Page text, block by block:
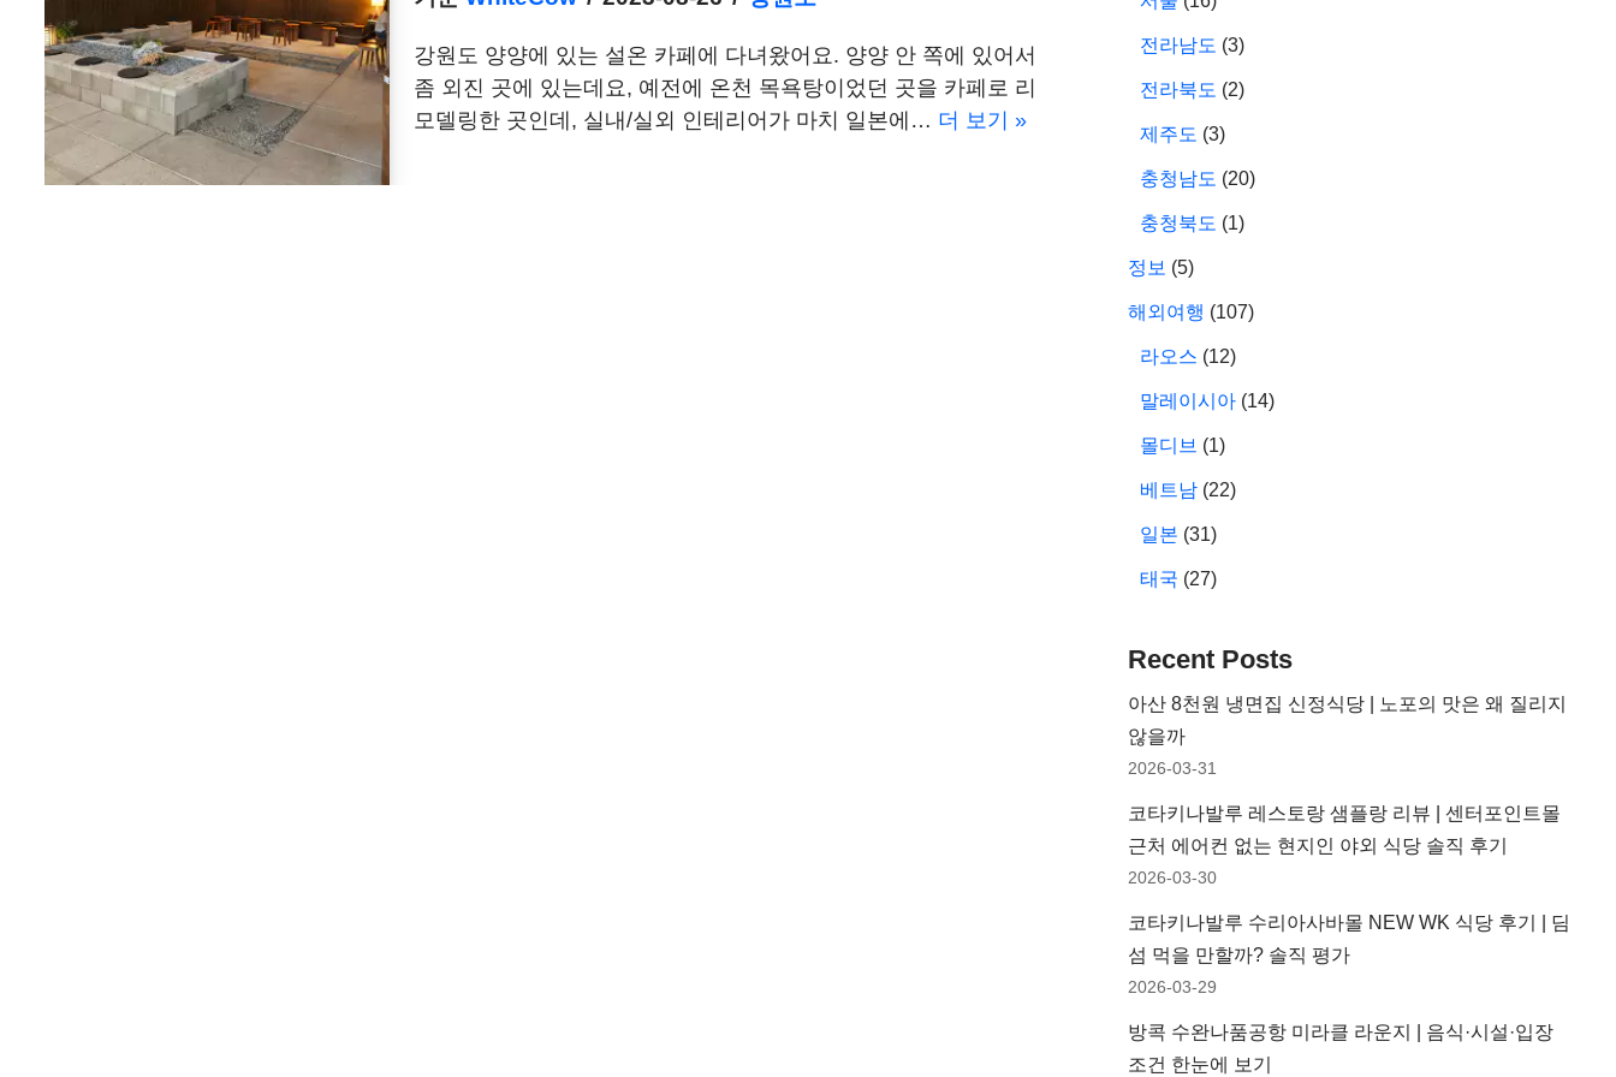
강원도 양양에 있는 설온 카페에 다녀왔어요. 양양 안 쪽에 있어서
좀 외진 곳에 있는데요, 예전에 온천 목욕탕이었던 곳을 카페로 리
모델링한 곳인데, 실내/실외 인테리어가 마치 일본에… 더 보기 »
전라남도 (3)
전라북도 (2)
제주도 (3)
충청남도 (20)
충청북도 (1)
정보 (5)
해외여행 (107)
라오스 (12)
말레이시아 (14)
몰디브 (1)
베트남 (22)
일본 (31)
태국 (27)
Recent Posts
아산 8천원 냉면집 신정식당 | 노포의 맛은 왜 질리지
않을까
2026-03-31
코타키나발루 레스토랑 샘플랑 리뷰 | 센터포인트몰
근처 에어컨 없는 현지인 야외 식당 솔직 후기
2026-03-30
코타키나발루 수리아사바몰 NEW WK 식당 후기 | 딤
섬 먹을 만할까? 솔직 평가
2026-03-29
방콕 수완나품공항 미라클 라운지 | 음식·시설·입장
조건 한눈에 보기